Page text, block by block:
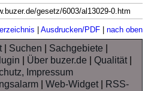
gesetz/6003/al13029-0.htm
| Ausdrucken/PDF| nach oben
| Suchen Sachgebiete
Über buzer.de |Qualität|
Impressum
|Web-Widget|
RSS-